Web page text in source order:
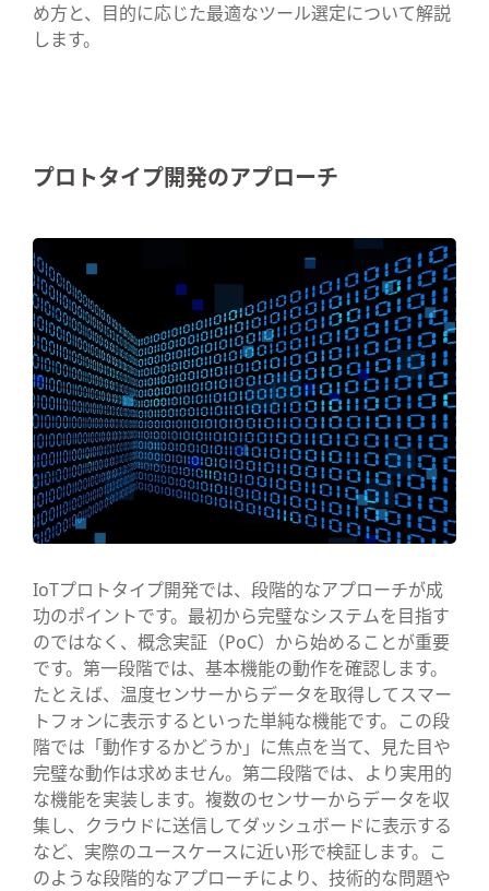
め方と、目的に応じた最適なツール選定について解説
します。
プロトタイプ開発のアプローチ
IoTプロトタイプ開発では、段階的なアプローチが成
功のポイントです。最初から完璧なシステムを目指す
のではなく、概念実証（PoC）から始めることが重要
です。第一段階では、基本機能の動作を確認します。
たとえば、温度センサーからデータを取得してスマー
トフォンに表示するといった単純な機能です。この段
階では「動作するかどうか」に焦点を当て、見た目や
完璧な動作は求めません。第二段階では、より実用的
な機能を実装します。複数のセンサーからデータを収
集し、クラウドに送信してダッシュボードに表示する
など、実際のユースケースに近い形で検証します。こ
のような段階的なアプローチにより、技術的な問題や